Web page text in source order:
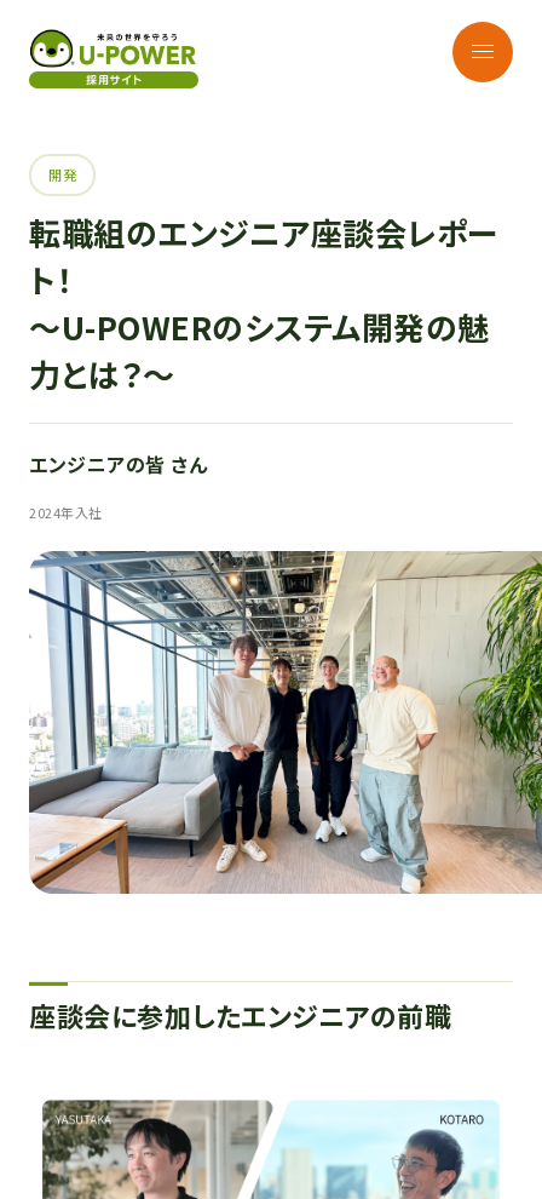
開発
転職組のエンジニア座談会レポー
ト！
～U-POWERのシステム開発の魅
力とは？～
エンジニアの皆 さん
2024年入社
座談会に参加したエンジニアの前職